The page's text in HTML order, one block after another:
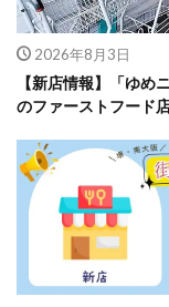
2026年8月3日
【新店情報】「ゆめ
のファーストフード